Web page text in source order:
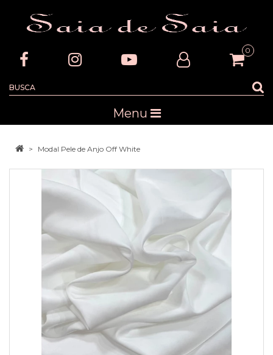
0
Menu
Modal Pele de Anjo Off White